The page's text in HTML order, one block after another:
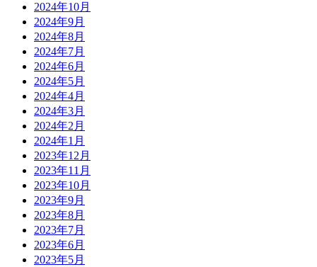
2024年10月
2024年9月
2024年8月
2024年7月
2024年6月
2024年5月
2024年4月
2024年3月
2024年2月
2024年1月
2023年12月
2023年11月
2023年10月
2023年9月
2023年8月
2023年7月
2023年6月
2023年5月